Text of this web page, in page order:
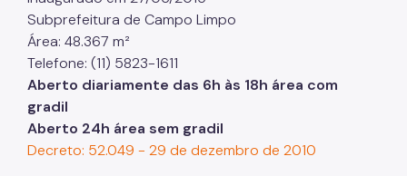
Projetos Urbanos
Informações Ambientais
Licenciamento Ambiental
Licenciamento Ambiental Industrial
Subprefeitura de Campo Limpo
Área: 48.367 m²
Telefone: (11) 5823-1611
Aberto diariamente das 6h às 18h área com
gradil
Aberto 24h área sem gradil
Decreto: 52.049 - 29 de dezembro de 2010